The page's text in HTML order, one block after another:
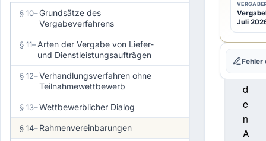
§ 10–Grundsätze des
Vergabeverfahrens
§ 11–Arten der Vergabe von Liefer-
und Dienstleistungsaufträgen
§ 12–Verhandlungsverfahren ohne
Teilnahmewettbewerb
§ 13–Wettbewerblicher Dialog
§ 14–Rahmenvereinbarungen
(1) 1
F
ü
r
d
e
n
A
Juli
Fehler